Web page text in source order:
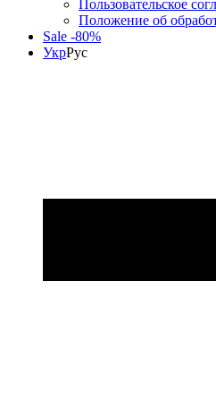
Пользовательское
Положение об
Sale -80%
УкрРус